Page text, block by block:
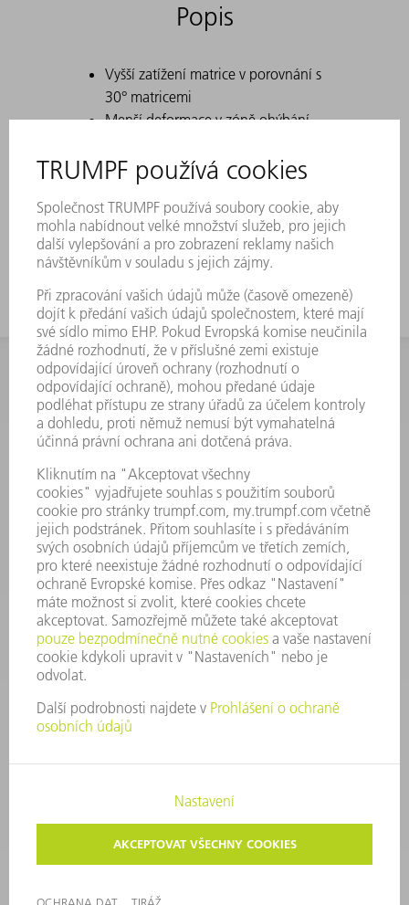
Popis
Vyšší zatížení matrice v porovnání s
30° matricemi
Menší deformace v zóně ohýbání
U dolních nástrojů platí dělení jako u
horních nástrojů. Rohové nástroje budou
nahrazeny 100 mm dílci.
INFORMACE
Často kladené dotazy
Všeobecné obchodní podmínky
KONTAKTNÍ ÚDAJE
Náhradní díly
+420 251 106 254
Po - čt 8:00 - 17:00
Pá 8:00 - 16:00
ND@trumpf.com
KONTAKTNÍ ÚDAJE
Nástroje
+420 251 106 250
Po - pá 8:00 - 16:00
nastroje@trumpf.com
OCHRANA DAT
AUTORSKÉ A ZNÁMKOVÉ PRÁVO
PODMÍNKY UŽITÍ